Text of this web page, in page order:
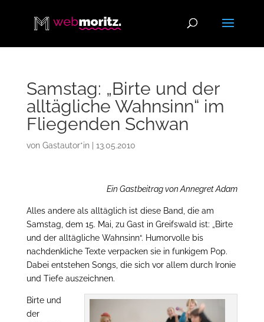
Samstag: „Birte und der
alltägliche Wahnsinn“ im
Fliegenden Schwan
von Gastautor*in| 13.05.2010
Ein Gastbeitrag von Annegret Adam
Alles andere als alltäglich ist diese Band, die am
Samstag, dem 15. Mai, zu Gast in Greifswald ist: „Birte
und der alltägliche Wahnsinn“. Humorvolle bis
nachdenkliche Texte verpacken sie in funkigem Pop.
Dabei entstehen Songs, die sich vor allem durch Ironie
und Tiefe auszeichnen.
Birte und
der